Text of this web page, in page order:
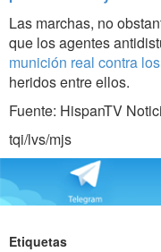
Las marchas, no
que los agentes
munición real contra
heridos entre ellos.
Fuente: HispanTV
tqi/lvs/mjs
Etiquetas